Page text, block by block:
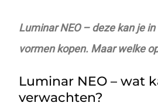
Luminar NEO – deze kan je
vormen kopen. Maar welke
Luminar NEO – wat
verwachten?